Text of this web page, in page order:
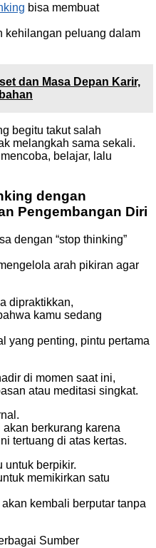
bisa membuat
kehilangan peluang dalam
dan Masa Depan Karir,
begitu takut salah
melangkah sama sekali.
belajar, lalu
dengan
Pengembangan Diri
dengan “stop thinking”
arah pikiran agar
dipraktikkan,
kamu sedang
yang penting, pintu pertama
di momen saat ini,
atau meditasi singkat.
berkurang karena
tertuang di atas kertas.
untuk berpikir.
memikirkan satu
kembali berputar tanpa
Sumber